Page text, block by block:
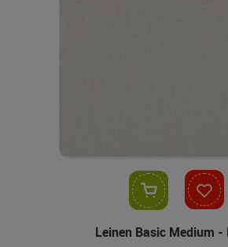
Leinen Basic Medium -